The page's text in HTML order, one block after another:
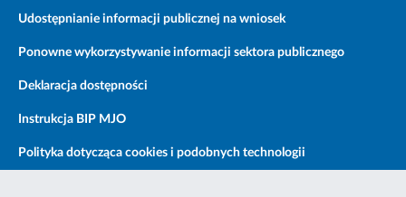
Udostępnianie informacji publicznej na wniosek
Ponowne wykorzystywanie informacji sektora publicznego
Deklaracja dostępności
Instrukcja BIP MJO
Polityka dotycząca cookies i podobnych technologii